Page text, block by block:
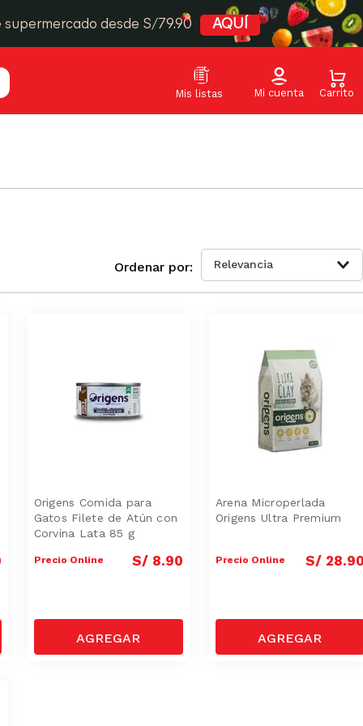
desde S/79.90 AQUÍ
Relevancia
Origens Comida para
Gatos Filete de Atún con
Corvina Lata 85 g
Precio Online S/ 8.90
Arena Microperlada
Origens Ultra Premium
Precio Online S/ 28.